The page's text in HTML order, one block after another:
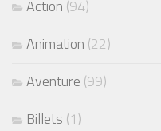
Action (94)
Animation (22)
Aventure (99)
Billets (1)